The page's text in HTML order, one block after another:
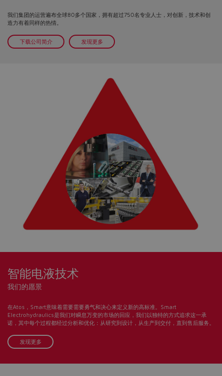
Do you want to leave the
configurator?
The running selection will be
Yes No
我们集团的运营遍布全球80多个国家，拥有超过750名专业人士，对创新，技术和创
造力有着同样的热情。
下载公司简介 发现更多
智能电液技术
我们的愿景
在Atos，Smart意味着需要需要勇气和决心来定义新的高标准。Smart
Electrohydraulics是我们对瞬息万变的市场的回应，我们以独特的方式追求这一承
诺，其中每个过程都经过分析和优化：从研究到设计，从生产到交付，直到售后服务。
发现更多